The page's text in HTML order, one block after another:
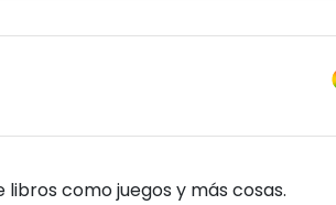
como juegos y más cosas.